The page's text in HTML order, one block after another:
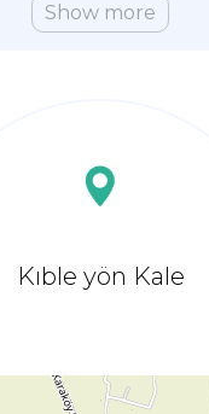
Show more
Kıble yön Kale